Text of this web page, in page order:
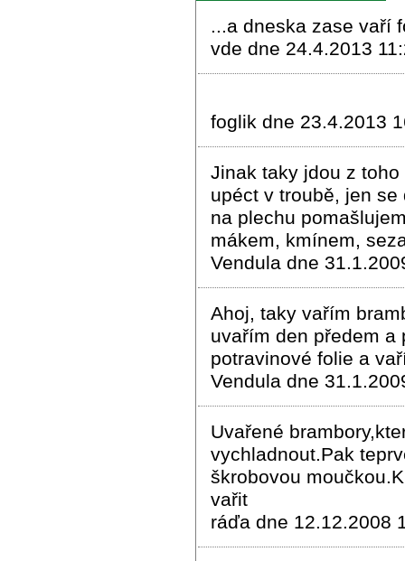
...a dneska zase vaří
vde dne 24.4.2013
foglik dne 23.4.2013
Jinak taky jdou z
upéct v troubě, jen
na plechu
mákem, kmínem,
Vendula dne
Ahoj, taky vařím
uvařím den předem a
potravinové folie a
Vendula dne
Uvařené
vychladnout.Pak
škrobovou
vařit
ráďa dne 12.12.2008